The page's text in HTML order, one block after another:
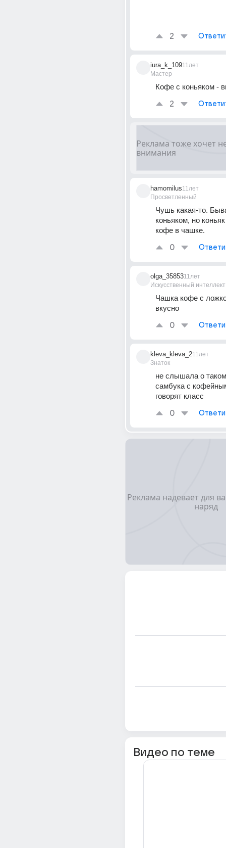
2
iura_k_109
Мастер
11лет
Кофе с коньяком -
2
hamomilus
Просветленный
11лет
Чушь какая-то.
коньяком, но
кофе в чашке.
0
olga_35853
Искусственный интеллект
11лет
Чашка кофе с
вкусно
0
kleva_kleva_2
Знаток
11лет
не слышала о
самбука с
говорят класс
0
Видео по теме